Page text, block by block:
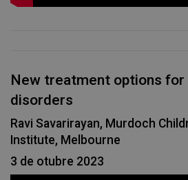
New treatment options
disorders
Ravi Savarirayan, Murdoch
Institute, Melbourne
3 de otubre 2023